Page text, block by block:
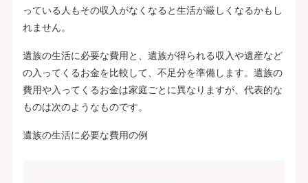
っている人もその収入がなくなると生活が厳しくなるかもし
れません。
遺族の生活に必要な費用と、遺族が得られる収入や遺産など
の入ってくるお金を比較して、不足分を準備します。遺族の
費用や入ってくるお金は家庭ごとに異なりますが、代表的な
ものは次のようなものです。
遺族の生活に必要な費用の例